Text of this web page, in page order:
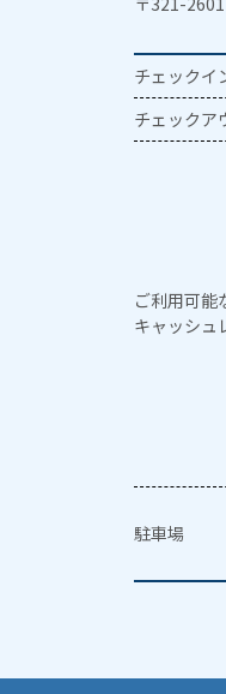
チェックイ
チェックア
ご利用可能
キャッシュ
駐車場